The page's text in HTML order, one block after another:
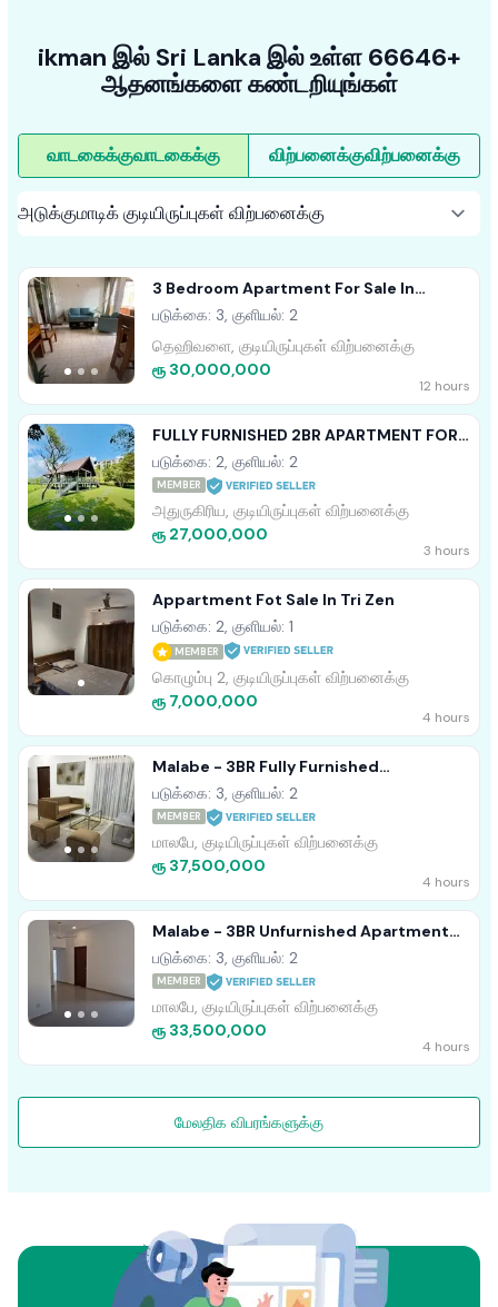
ikman இல் Sri Lanka இல் உள்ள 66646+
ஆதனங்களை கண்டறியுங்கள்
வாடகைக்குவாடகைக்கு விற்பனைக்குவிற்பனைக்கு
3 Bedroom Apartment For Sale In
Dehiwala
படுக்கை: 3, குளியல்: 2
தெஹிவளை, குடியிருப்புகள் விற்பனைக்கு
ரூ 30,000,000
12 hours
FULLY FURNISHED 2BR APARTMENT FOR
SALE IN ARIYANA RESORT ATHURUGIRIYA
படுக்கை: 2, குளியல்: 2
MEMBER
அதுருகிரிய, குடியிருப்புகள் விற்பனைக்கு
ரூ 27,000,000
3 hours
Appartment Fot Sale In Tri Zen
படுக்கை: 2, குளியல்: 1
MEMBER
கொழும்பு 2, குடியிருப்புகள் விற்பனைக்கு
ரூ 7,000,000
4 hours
Malabe - 3BR Fully Furnished
Apartment For Sale • TPM2024NADEES
படுக்கை: 3, குளியல்: 2
MEMBER
மாலபே, குடியிருப்புகள் விற்பனைக்கு
ரூ 37,500,000
4 hours
Malabe - 3BR Unfurnished Apartment
For Sale • TPM2024DESH
படுக்கை: 3, குளியல்: 2
MEMBER
மாலபே, குடியிருப்புகள் விற்பனைக்கு
ரூ 33,500,000
4 hours
மேலதிக விபரங்களுக்கு